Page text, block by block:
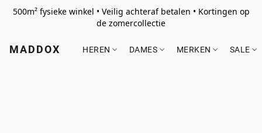
500m² fysieke winkel • Veilig achteraf betalen • Kortingen op
de zomercollectie
MADDOX HEREN DAMES MERKEN SALE